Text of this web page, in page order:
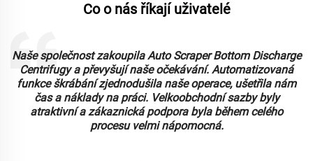
Co o nás říkají uživatelé
Naše společnost zakoupila Auto Scraper Bottom Discharge
Centrifugy a převyšují naše očekávání. Automatizovaná
funkce škrábání zjednodušila naše operace, ušetřila nám
čas a náklady na práci. Velkoobchodní sazby byly
atraktivní a zákaznická podpora byla během celého
procesu velmi nápomocná.